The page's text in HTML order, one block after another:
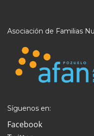
Asociación de Familias
Síguenos en:
Facebook